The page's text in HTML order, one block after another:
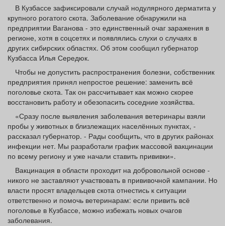
Афиша Обучение Проекты
Товары Поздравления
ТВ программа Я - пенсионер
В Кузбассе зафиксировали случай нодулярного дерматита у
крупного рогатого скота. Заболевание обнаружили на
предприятии Ваганова - это единственный очаг заражения в
регионе, хотя в соцсетях и появлялись слухи о случаях в
других сибирских областях. Об этом сообщил губернатор
Кузбасса Илья Середюк.
Чтобы не допустить распространения болезни, собственник
предприятия принял непростое решение: заменить всё
поголовье скота. Так он рассчитывает как можно скорее
восстановить работу и обезопасить соседние хозяйства.
«Сразу после выявления заболевания ветеринары взяли
пробы у животных в близлежащих населённых пунктах, -
рассказал губернатор. - Рады сообщить, что в других районах
инфекции нет. Мы разработали график массовой вакцинации
по всему региону и уже начали ставить прививки».
Вакцинация в области проходит на добровольной основе -
никого не заставляют участвовать в прививочной кампании. Но
власти просят владельцев скота отнестись к ситуации
ответственно и помочь ветеринарам: если привить всё
поголовье в Кузбассе, можно избежать новых очагов
заболевания.